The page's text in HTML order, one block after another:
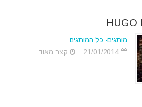
מותגים- כל המותגים
21/01/2014
קצר מאוד